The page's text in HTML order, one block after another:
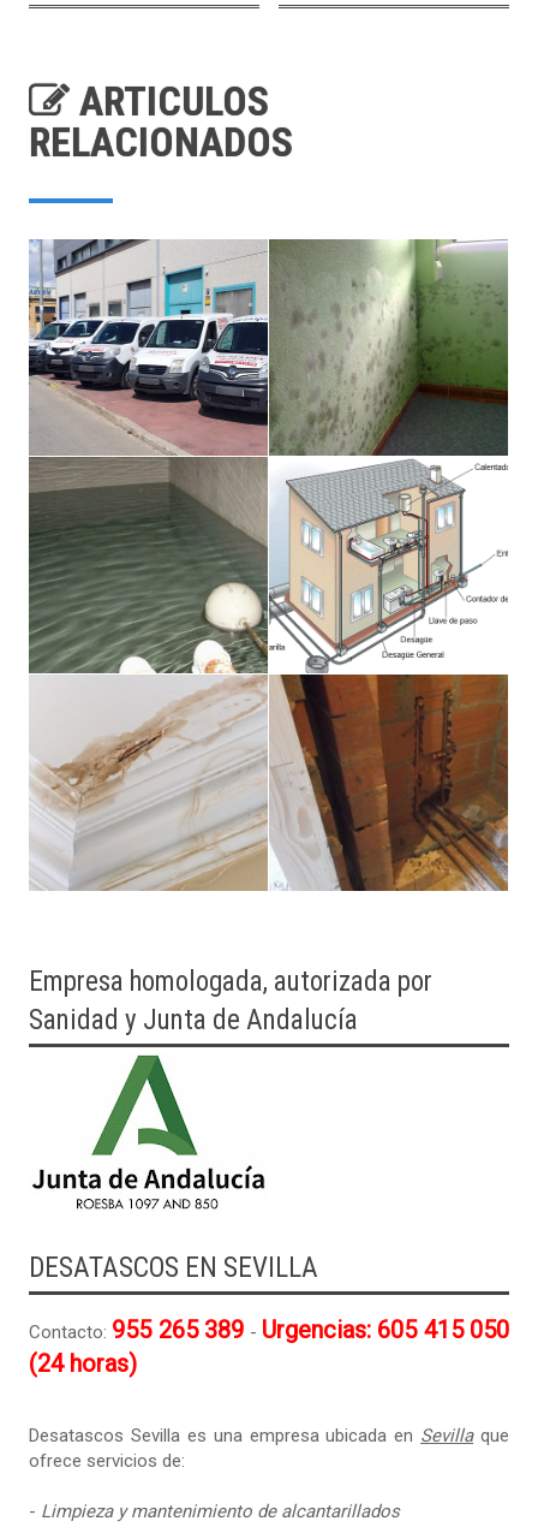
ARTICULOS
RELACIONADOS
Empresa homologada, autorizada por
Sanidad y Junta de Andalucía
DESATASCOS EN SEVILLA
Contacto: 955 265 389 - Urgencias: 605 415 050
(24 horas)
Desatascos Sevilla es una empresa ubicada en Sevillaque
ofrece servicios de:
- Limpieza y mantenimiento de alcantarillados